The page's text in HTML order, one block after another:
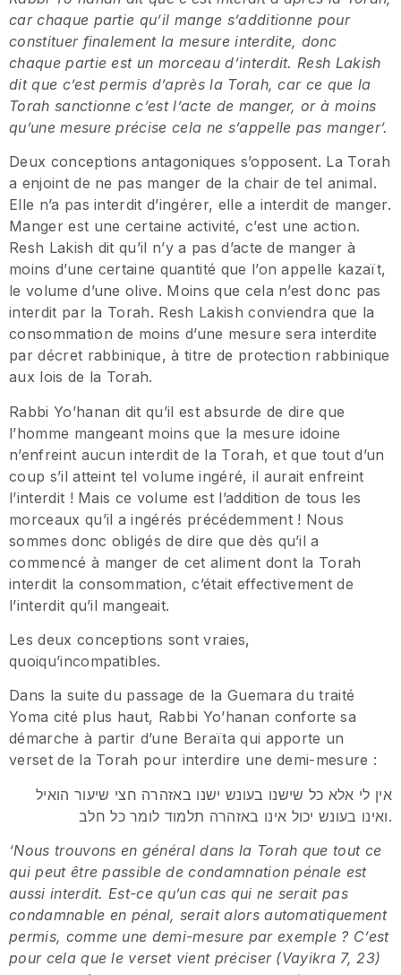
car chaque partie qu’il mange s’additionne pour
constituer finalement la mesure interdite, donc
chaque partie est un morceau d’interdit. Resh Lakish
dit que c’est permis d’après la Torah, car ce que la
Torah sanctionne c’est l’acte de manger, or à moins
qu’une mesure précise cela ne s’appelle pas manger’.
Deux conceptions antagoniques s’opposent. La Torah
a enjoint de ne pas manger de la chair de tel animal.
Elle n’a pas interdit d’ingérer, elle a interdit de manger.
Manger est une certaine activité, c’est une action.
Resh Lakish dit qu’il n’y a pas d’acte de manger à
moins d’une certaine quantité que l’on appelle kazaït,
le volume d’une olive. Moins que cela n’est donc pas
interdit par la Torah. Resh Lakish conviendra que la
consommation de moins d’une mesure sera interdite
par décret rabbinique, à titre de protection rabbinique
aux lois de la Torah.
Rabbi Yo’hanan dit qu’il est absurde de dire que
l’homme mangeant moins que la mesure idoine
n’enfreint aucun interdit de la Torah, et que tout d’un
coup s’il atteint tel volume ingéré, il aurait enfreint
l’interdit ! Mais ce volume est l’addition de tous les
morceaux qu’il a ingérés précédemment ! Nous
sommes donc obligés de dire que dès qu’il a
commencé à manger de cet aliment dont la Torah
interdit la consommation, c’était effectivement de
l’interdit qu’il mangeait.
Les deux conceptions sont vraies,
quoiqu’incompatibles.
Dans la suite du passage de la Guemara du traité
Yoma cité plus haut, Rabbi Yo’hanan conforte sa
démarche à partir d’une Beraïta qui apporte un
verset de la Torah pour interdire une demi-mesure :
אין לי אלא כל שישנו בעונש ישנו באזהרה חצי שיעור הואיל
ואינו בעונש יכול אינו באזהרה תלמוד לומר כל חלב.
‘Nous trouvons en général dans la Torah que tout ce
qui peut être passible de condamnation pénale est
aussi interdit. Est-ce qu’un cas qui ne serait pas
condamnable en pénal, serait alors automatiquement
permis, comme une demi-mesure par exemple ? C’est
pour cela que le verset vient préciser (Vayikra 7, 23)